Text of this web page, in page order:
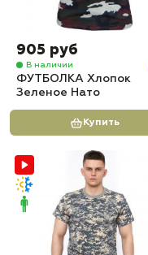
905 руб
В наличии
ФУТБОЛКА Хлопок
Зеленое Нато
Купить